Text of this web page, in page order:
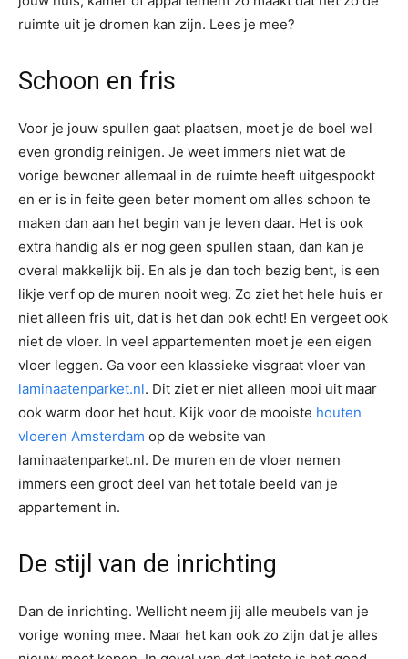
ruimte uit je dromen kan zijn. Lees je mee?
Schoon en fris
Voor je jouw spullen gaat plaatsen, moet je de boel wel
even grondig reinigen. Je weet immers niet wat de
vorige bewoner allemaal in de ruimte heeft uitgespookt
en er is in feite geen beter moment om alles schoon te
maken dan aan het begin van je leven daar. Het is ook
extra handig als er nog geen spullen staan, dan kan je
overal makkelijk bij. En als je dan toch bezig bent, is een
likje verf op de muren nooit weg. Zo ziet het hele huis er
niet alleen fris uit, dat is het dan ook echt! En vergeet ook
niet de vloer. In veel appartementen moet je een eigen
vloer leggen. Ga voor een klassieke visgraat vloer van
laminaatenparket.nl. Dit ziet er niet alleen mooi uit maar
ook warm door het hout. Kijk voor de mooiste houten
vloeren Amsterdam op de website van
laminaatenparket.nl. De muren en de vloer nemen
immers een groot deel van het totale beeld van je
appartement in.
De stijl van de inrichting
Dan de inrichting. Wellicht neem jij alle meubels van je
vorige woning mee. Maar het kan ook zo zijn dat je alles